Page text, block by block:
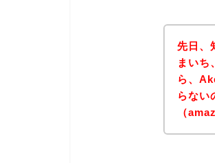
先日、
まいち
ら、
らない
（